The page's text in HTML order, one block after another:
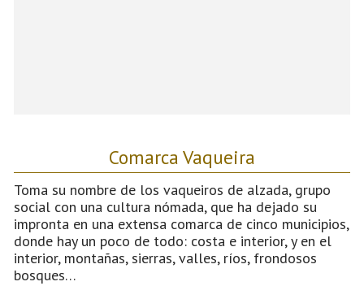
Comarca Vaqueira
Toma su nombre de los vaqueiros de alzada, grupo
social con una cultura nómada, que ha dejado su
impronta en una extensa comarca de cinco municipios,
donde hay un poco de todo: costa e interior, y en el
interior, montañas, sierras, valles, ríos, frondosos
bosques…